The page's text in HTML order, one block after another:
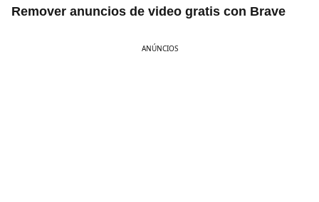
Remover anuncios de video gratis con Brave
ANÚNCIOS